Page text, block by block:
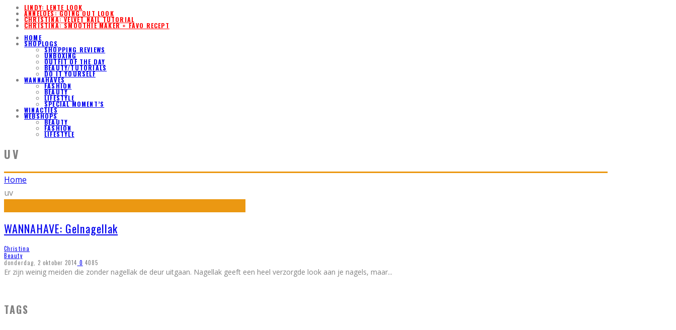
LINDY: LENTE LOOK
ANNELOES: GOING OUT LOOK
CHRISTINA: VELVET NAIL TUTORIAL
CHRISTINA: SMOOTHIE MAKER + FAVO RECEPT
HOME
SHOPLOGS
SHOPPING REVIEWS
UNBOXING
OUTFIT OF THE DAY
BEAUTY/TUTORIALS
DO IT YOURSELF
WANNAHAVES
FASHION
BEAUTY
LIFESTYLE
SPECIAL MOMENT’S
WINACTIES
WEBSHOPS
BEAUTY
FASHION
LIFESTYLE
UV
Home
uv
WANNAHAVE: Gelnagellak
Christina
Beauty
donderdag, 2 oktober 2014 0 4085
Er zijn weinig meiden die zonder nagellak de deur uitgaan. Nagellak geeft een heel verzorgde look aan je nagels, maar...
TAGS